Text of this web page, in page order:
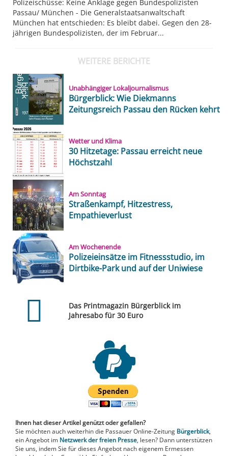
Polizeischüsse: Keine Anklage gegen Bundespolizisten
Passau/ München - Die Generalstaatsanwaltschaft
München hat entschieden: Es bleibt dabei. Gegen den 28-
jährigen Bundespolizisten, der im Februar...
WEITERE BERICHTE
Unabhängiger Lokaljournalismus
Bürgerblick: Wie Diekmanns
Zeitungsreich Passau den Rücken kehrt
Wetter und Klima
30 Hitzetage: Passau erreicht neue
Höchstzahl
Am Sonntag
Straßenkampf, Hitzestress,
Empathieverlust
Am Wochenende
Polizeieinsätze im Fitnessstudio, im
Dirtbike-Park und auf der Uniwiese
Das Printmagazin Bürgerblick im
Jahresabo für 30 Euro
Ihnen hat dieser Artikel genützt oder gefallen?
Sie möchten auch weiterhin die Passauer Online-Zeitung Bürgerblick,
ein Angebot im Netzwerk der freien Presse, lesen? Dann unterstützen
Sie uns, indem Sie für dieses Angebot nach eigenem Ermessen